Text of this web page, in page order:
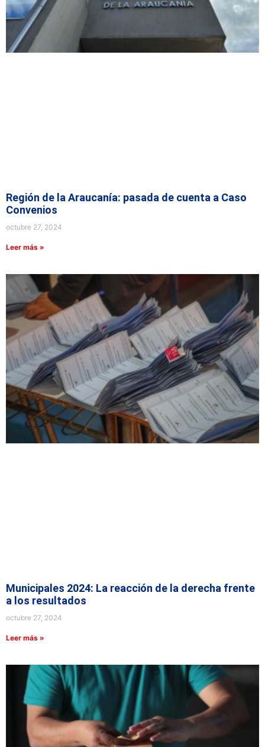
Región de la Araucanía: pasada de cuenta a Caso
Convenios
octubre 27, 2024
Leer más »
Municipales 2024: La reacción de la derecha frente
a los resultados
octubre 27, 2024
Leer más »